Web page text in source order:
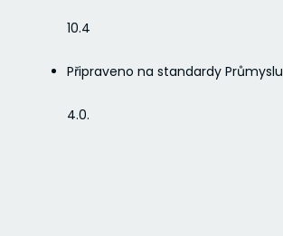
10.4
Připraveno na standardy Průmyslu
4.0.